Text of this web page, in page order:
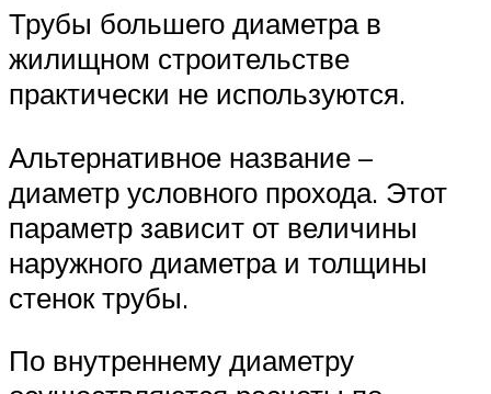
Трубы большего диаметра в
жилищном строительстве
практически не используются.
Альтернативное название –
диаметр условного прохода. Этот
параметр зависит от величины
наружного диаметра и толщины
стенок трубы.
По внутреннему диаметру